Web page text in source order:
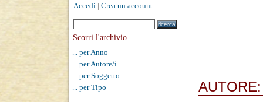
Accedi Crea un account
Scorri l'archivio
... per Anno
... per Autore/i
... per Soggetto
... per Tipo